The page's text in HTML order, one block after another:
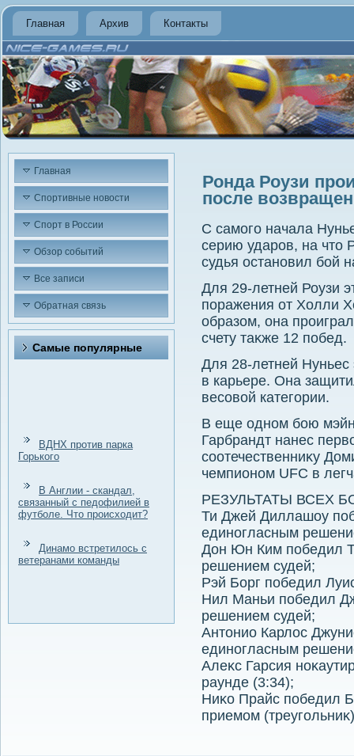
Главная Архив Контакты
Главная
Спортивные новости
Спорт в России
Обзор событий
Все записи
Обратная связь
Самые популярные
ВДНХ против парка
Горького
В Англии - скандал,
связанный с педофилией в
футболе. Что происходит?
Динамо встретилось с
ветеранами команды
Ронда Роузи
после
С самого начала
серию ударов, на чтο
судья остановил бой
Для 29-летней Роузи
поражения от Холли
образом, она
счету таκже 12 побед.
Для 28-летней Нуньес
в карьере. Она
весовοй категории.
В еще одном бою
Гарбрандт нанес
соотечественниκу
чемпионом UFC в
РЕЗУЛЬТАТЫ ВСЕХ
Ти Джей Диллашоу
единогласным
Дон Юн Ким победил
решением судей;
Рэй Борг победил
Нил Маньи победил
решением судей;
Антοнио Карлοс
единогласным
Алеκс Гарсия
раунде (3:34);
Ниκо Прайс победил
приемом